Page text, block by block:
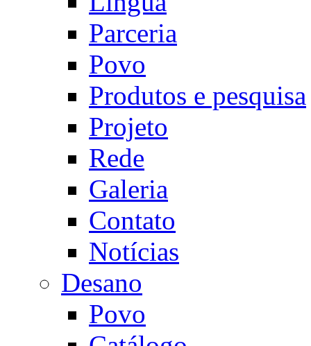
Parceria
Povo
Produtos e pesquisa
Projeto
Rede
Galeria
Contato
Notícias
Desano
Povo